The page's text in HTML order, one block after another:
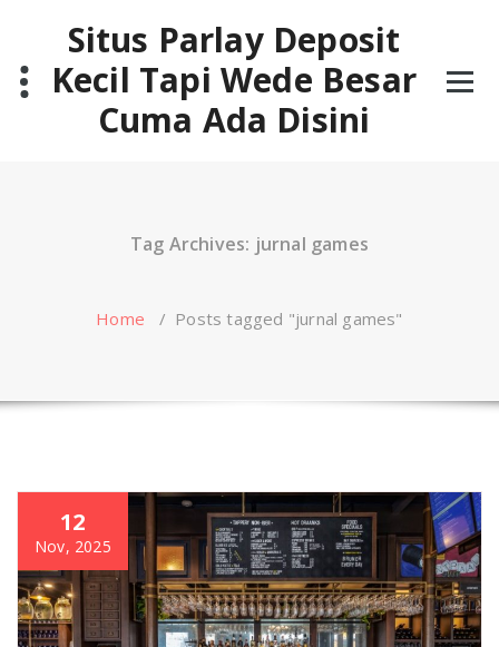
Situs Parlay Deposit
Kecil Tapi Wede Besar
Cuma Ada Disini
Tag Archives: jurnal games
Home / Posts tagged "jurnal games"
12
Nov, 2025